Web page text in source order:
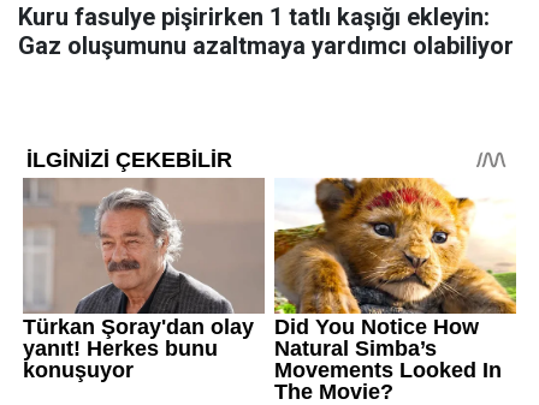
Kuru fasulye pişirirken 1 tatlı kaşığı ekleyin:
Gaz oluşumunu azaltmaya yardımcı olabiliyor